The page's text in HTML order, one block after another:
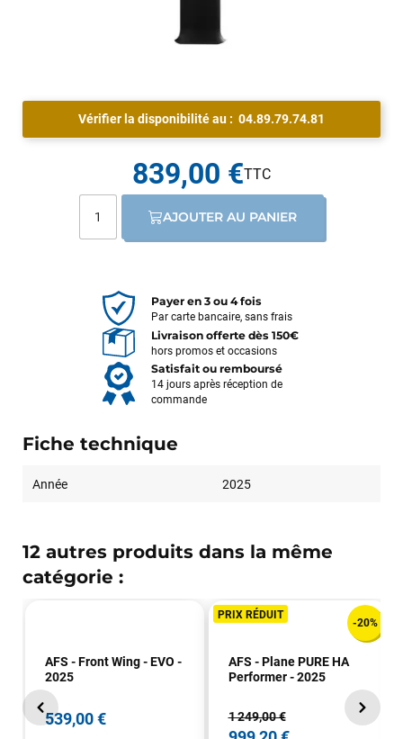
Vérifier la disponibilité au : 04.89.79.74.81
839,00 €
AJOUTER AU PANIER
Payer en 3 ou 4 fois
Par carte bancaire, sans frais
Livraison offerte dès 150€
hors promos et occasions
Satisfait ou remboursé
14 jours après réception de
commande
Fiche technique
Année 2025
12 autres produits dans la même
catégorie :
AFS - Front Wing - EVO -
2025
539,00 €
PRIX RÉDUIT
-20%
AFS - Plane PURE HA
Performer - 2025
1 249,00 €